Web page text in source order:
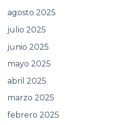
agosto 2025
julio 2025
junio 2025
mayo 2025
abril 2025
marzo 2025
febrero 2025